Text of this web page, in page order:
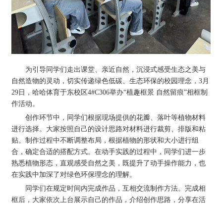
为引导同学们走出课堂、亲近自然，沉浸式感受生态之美与
自然造物的灵动，切实传递绿色低碳、生态环保的校园理念，3月
29日，哈哈体育于东校区4#C306举办“植趣框景 自然留痕”相框制
作活动。
创作环节中，同学们根据现场提供的花瓣、落叶等植物材料
进行选择。大家按照自己的设计思路对材料进行裁剪、排版和粘
贴。制作过程中不断调整布局，根据植物的形状和大小进行组
合，确定合适的搭配方式。在动手实践的过程中，同学们进一步
熟悉植物形态，直观感受自然之美，既提升了动手操作能力，也
在实践中加深了对绿色环保理念的理解。
同学们在规定时间内完成作品，互相交流制作方法。完成相
框后，大家依次上台展示自己的作品，介绍创作思路，分享在活